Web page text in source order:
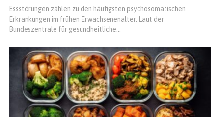
Essstörungen zählen zu den häufigsten psychosomatischen
Erkrankungen im frühen Erwachsenenalter. Laut der
Bundeszentrale für gesundheitliche...